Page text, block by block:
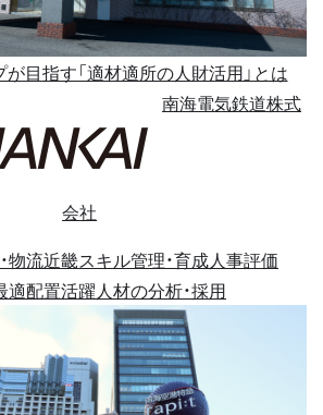
目指す「適材適所の人財活用」とは
南海電気鉄道株式
会社
物流近畿スキル管理・育成人事評価
適配置活躍人材の分析・採用